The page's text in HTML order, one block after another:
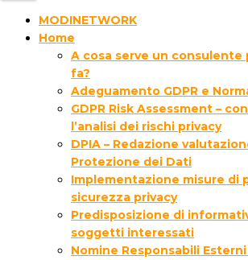
MODINETWORK
Home
A cosa serve un consulente
fa?
Adeguamento GDPR e
GDPR Risk Assessment –
l’analisi dei rischi privacy
DPIA – Redazione
Protezione dei Dati
Implementazione misure di
sicurezza privacy
Predisposizione di
soggetti interessati
Nomine Responsabili